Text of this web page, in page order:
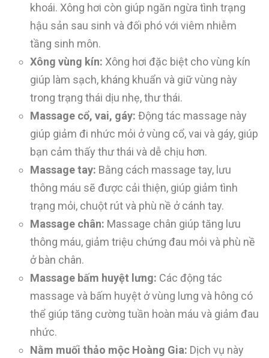
khoái. Xông hơi còn giúp ngăn ngừa tình trạng
hậu sản sau sinh và đối phó với viêm nhiễm
tầng sinh môn.
Xông vùng kín: Xông hơi đặc biệt cho vùng kín
giúp làm sạch, kháng khuẩn và giữ vùng này
trong trạng thái dịu nhẹ, thư thái.
Massage cổ, vai, gáy: Động tác massage này
giúp giảm đi nhức mỏi ở vùng cổ, vai và gáy, giúp
bạn cảm thấy thư thái và dễ chịu hơn.
Massage tay: Bằng cách massage tay, lưu
thông máu sẽ được cải thiện, giúp giảm tình
trạng mỏi, chuột rút và phù nề ở cánh tay.
Massage chân: Massage chân giúp tăng lưu
thông máu, giảm triệu chứng đau mỏi và phù nề
ở bàn chân.
Massage bấm huyệt lưng: Các động tác
massage và bấm huyệt ở vùng lưng và hông có
thể giúp tăng cường tuần hoàn máu và giảm đau
nhức.
Nằm muối thảo mộc Hoàng Gia: Dịch vụ này